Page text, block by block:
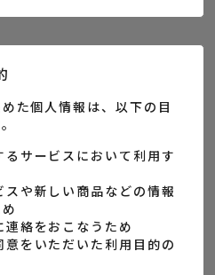
た個人情報は、以下の目
サービスにおいて利用す
や新しい商品などの情報
絡をおこなうため
をいただいた利用目的の